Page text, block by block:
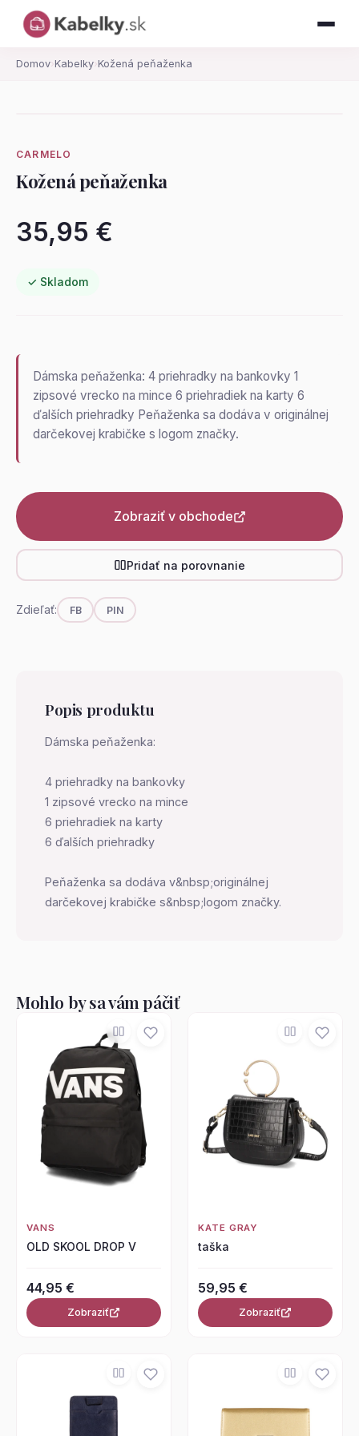
Domov› Kabelky› Kožená peňaženka
CARMELO
Kožená peňaženka
35,95 €
✓ Skladom
Dámska peňaženka: 4 priehradky na bankovky 1
zipsové vrecko na mince 6 priehradiek na karty 6
ďalších priehradky Peňaženka sa dodáva v originálnej
darčekovej krabičke s logom značky.
Zobraziť v obchode
Pridať na porovnanie
Zdieľať: FB PIN
Popis produktu
Dámska peňaženka:
4 priehradky na bankovky
1 zipsové vrecko na mince
6 priehradiek na karty
6 ďalších priehradky
Peňaženka sa dodáva v&nbsp;originálnej
darčekovej krabičke s&nbsp;logom značky.
Mohlo by sa vám páčiť
VANS
OLD SKOOL DROP V
44,95 €
Zobraziť
KATE GRAY
taška
59,95 €
Zobraziť